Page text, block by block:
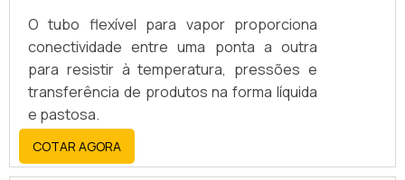
O tubo flexível para vapor proporciona
conectividade entre uma ponta a outra
para resistir à temperatura, pressões e
transferência de produtos na forma líquida
e pastosa.
COTAR AGORA